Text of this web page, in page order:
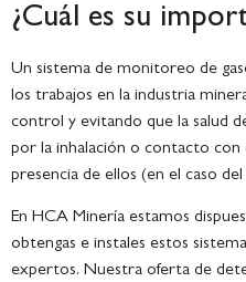
¿Cuál es su
Un sistema de monitoreo de
los trabajos en la industria
control y evitando que la salud
por la inhalación o contacto con
presencia de ellos (en el caso
En HCA Minería estamos
obtengas e instales estos
expertos. Nuestra oferta de